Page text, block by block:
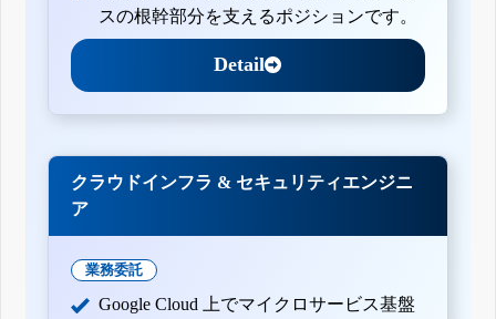
スの根幹部分を支えるポジションです。
Detail
クラウドインフラ & セキュリティエンジニ
ア
業務委託
Google Cloud 上でマイクロサービス基盤